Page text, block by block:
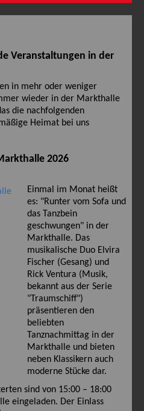
Veranstaltungen in der
in mehr oder weniger
wieder in der Markthalle
die nachfolgenden
Heimat bei uns
2026
Einmal im Monat heißt
es: "Runter vom Sofa und
das Tanzbein
geschwungen" in der
Markthalle. Das
musikalische Duo Elvira
Fischer (Gesang) und
Rick Ventura (Musik,
bekannt aus der Serie
"Traumschiff")
präsentieren den
beliebten
Tanznachmittag in der
Markthalle und bieten
neben Klassikern auch
moderne Stücke dar.
sind von 15:00 – 18:00
eingeladen. Der Einlass